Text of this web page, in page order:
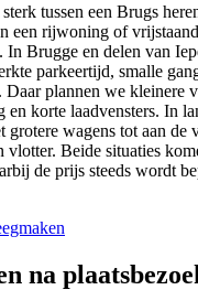
tussen een Brugs
een rijwoning of
In Brugge en delen van
parkeertijd, smalle
Daar plannen we kleinere
korte laadvensters. In
grotere wagens tot aan de
vlotter. Beide situaties
de prijs steeds wordt
na